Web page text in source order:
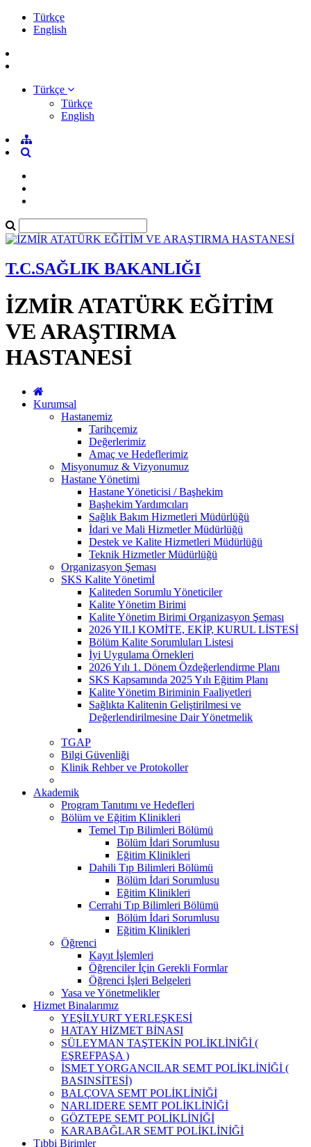
Türkçe
English
Türkçe
Türkçe
English
T.C.SAĞLIK BAKANLIĞI
İZMİR ATATÜRK EĞİTİM
VE ARAŞTIRMA
HASTANESİ
Kurumsal
Hastanemiz
Tarihçemiz
Değerlerimiz
Amaç ve Hedeflerimiz
Misyonumuz & Vizyonumuz
Hastane Yönetimi
Hastane Yöneticisi / Başhekim
Başhekim Yardımcıları
Sağlık Bakım Hizmetleri Müdürlüğü
İdari ve Mali Hizmetler Müdürlüğü
Destek ve Kalite Hizmetleri Müdürlüğü
Teknik Hizmetler Müdürlüğü
Organizasyon Şeması
SKS Kalite Yönetimİ
Kaliteden Sorumlu Yöneticiler
Kalite Yönetim Birimi
Kalite Yönetim Birimi Organizasyon Şeması
2026 YILI KOMİTE, EKİP, KURUL LİSTESİ
Bölüm Kalite Sorumluları Listesi
İyi Uygulama Örnekleri
2026 Yılı 1. Dönem Özdeğerlendirme Planı
SKS Kapsamında 2025 Yılı Eğitim Planı
Kalite Yönetim Biriminin Faaliyetleri
Sağlıkta Kalitenin Geliştirilmesi ve
Değerlendirilmesine Dair Yönetmelik
TGAP
Bilgi Güvenliği
Klinik Rehber ve Protokoller
Akademik
Program Tanıtımı ve Hedefleri
Bölüm ve Eğitim Klinikleri
Temel Tıp Bilimleri Bölümü
Bölüm İdari Sorumlusu
Eğitim Klinikleri
Dahili Tıp Bilimleri Bölümü
Bölüm İdari Sorumlusu
Eğitim Klinikleri
Cerrahi Tıp Bilimleri Bölümü
Bölüm İdari Sorumlusu
Eğitim Klinikleri
Öğrenci
Kayıt İşlemleri
Öğrenciler İçin Gerekli Formlar
Öğrenci İşleri Belgeleri
Yasa ve Yönetmelikler
Hizmet Binalarımız
YEŞİLYURT YERLEŞKESİ
HATAY HİZMET BİNASI
SÜLEYMAN TAŞTEKİN POLİKLİNİĞİ (
EŞREFPAŞA )
İSMET YORGANCILAR SEMT POLİKLİNİĞİ (
BASINSİTESİ)
BALÇOVA SEMT POLİKLİNİĞİ
NARLIDERE SEMT POLİKLİNİĞİ
GÖZTEPE SEMT POLİKLİNİĞİ
KARABAĞLAR SEMT POLİKLİNİĞİ
Tıbbi Birimler